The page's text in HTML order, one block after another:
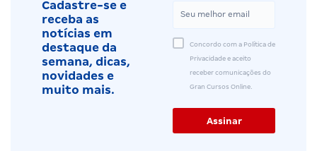
Cadastre-se e
receba as
notícias em
destaque da
semana, dicas,
novidades e
muito mais.
Concordo com a Política de
Privacidade e aceito
receber comunicações do
Gran Cursos Online.